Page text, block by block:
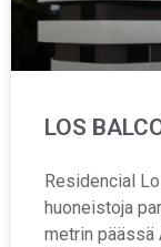
LOS
Residencial
huoneistoja
metrin päässä